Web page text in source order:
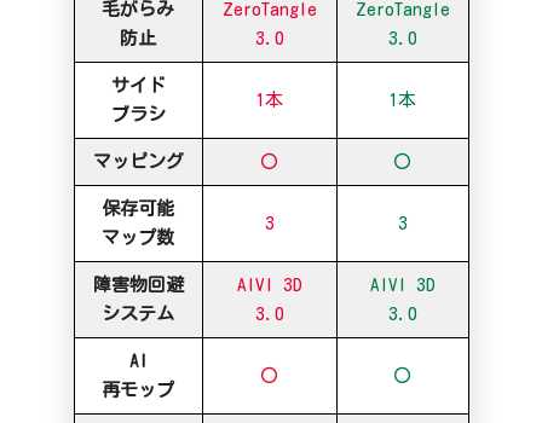
毛がらみ
防止
ZeroTangle
3.0
ZeroTangle
3.0
サイド
ブラシ
1本 1本
マッピング 〇 〇
保存可能
マップ数
3 3
障害物回避
システム
AIVI 3D
3.0
AIVI 3D
3.0
AI
再モップ
〇 〇